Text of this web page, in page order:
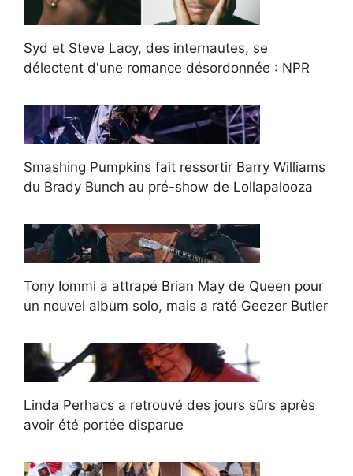
Syd et Steve Lacy, des internautes, se
délectent d'une romance désordonnée : NPR
Smashing Pumpkins fait ressortir Barry Williams
du Brady Bunch au pré-show de Lollapalooza
Tony Iommi a attrapé Brian May de Queen pour
un nouvel album solo, mais a raté Geezer Butler
Linda Perhacs a retrouvé des jours sûrs après
avoir été portée disparue